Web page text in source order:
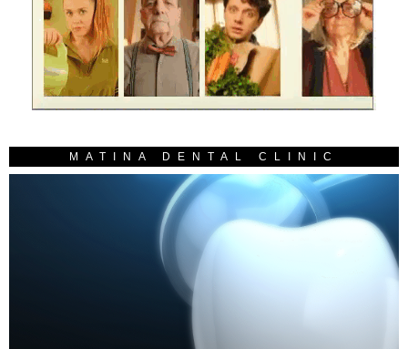
MATINA DENTAL CLINIC